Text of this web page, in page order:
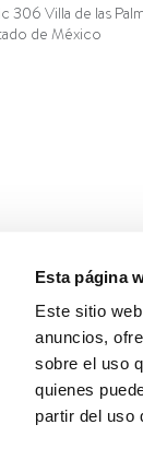
Esta página
Este sitio
anuncios,
sobre el uso
quienes
partir del uso
306 Villa de las
de México